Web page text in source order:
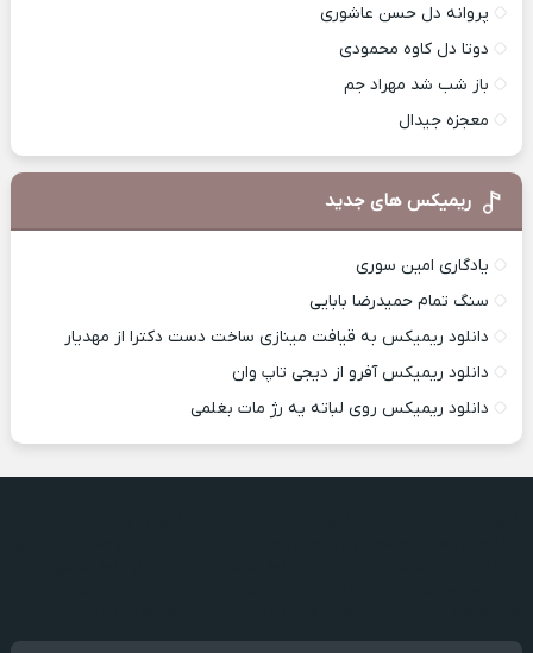
پروانه دل حسن عاشوری
دوتا دل کاوه محمودی
باز شب شد مهراد جم
معجزه جیدال
ریمیکس های جدید
یادگاری امین سوری
سنگ تمام حمیدرضا بابایی
دانلود ریمیکس به قیافت مینازی ساخت دست دکترا از مهدیار
دانلود ریمیکس آفرو از ديجی تاپ وان
دانلود ریمیکس روی لباته یه رژ مات بغلمی